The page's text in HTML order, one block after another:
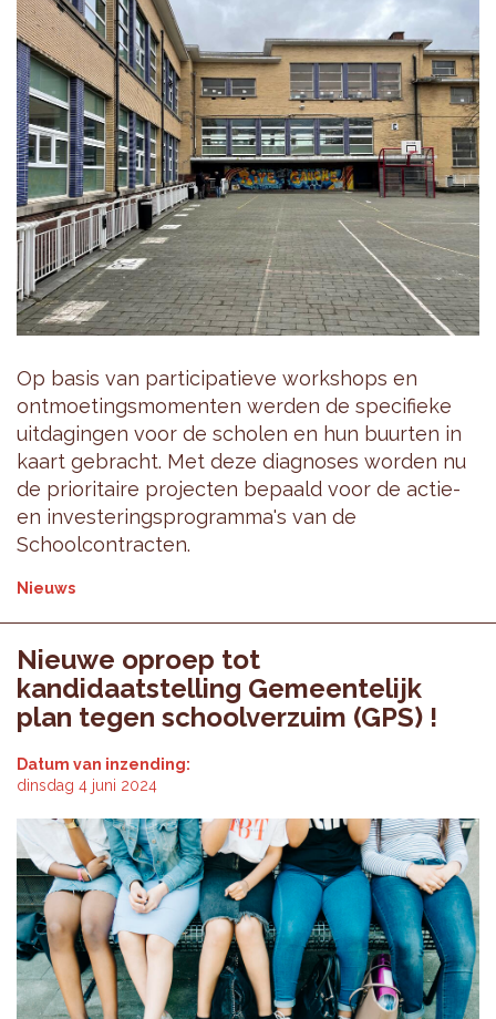
Op basis van participatieve workshops en
ontmoetingsmomenten werden de specifieke
uitdagingen voor de scholen en hun buurten in
kaart gebracht. Met deze diagnoses worden nu
de prioritaire projecten bepaald voor de actie-
en investeringsprogramma's van de
Schoolcontracten.
Nieuws
Nieuwe oproep tot
kandidaatstelling Gemeentelijk
plan tegen schoolverzuim (GPS) !
Datum van inzending:
dinsdag 4 juni 2024